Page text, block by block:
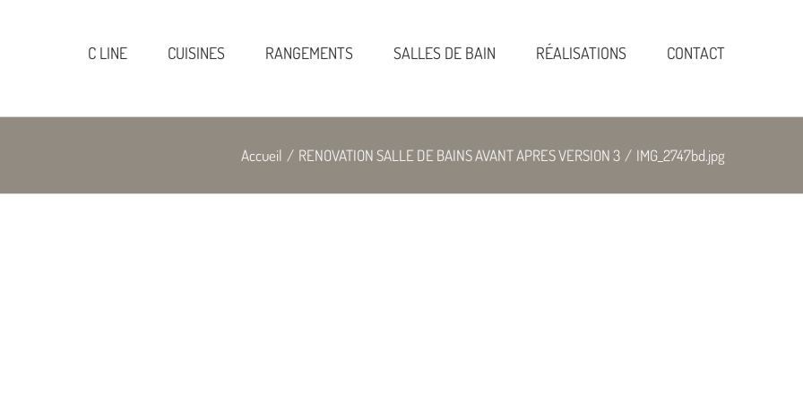
C LINE CUISINES RANGEMENTS SALLES DE BAIN RÉALISATIONS CONTACT
Accueil / RENOVATION SALLE DE BAINS AVANT APRES VERSION 3 / IMG_2747bd.jpg